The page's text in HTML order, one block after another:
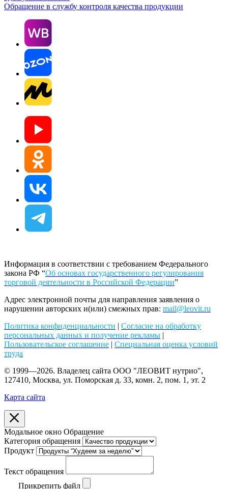
Обращение в службу контроля качества продукции
Информация в соответствии с требованием Федерального
закона РФ “Об основах государственного регулирования
торговой деятельности в Российской Федерации”
Адрес электронной почты для направления заявления о
нарушении авторских и(или) смежных прав: mail@leovit.ru
Политика конфиденциальности | Согласие на обработку
персональных данных и получение рекламы |
Пользовательское соглашение | Специальная оценка условий
труда
© 1999—2026. Владелец сайта ООО "ЛЕОВИТ нутрио",
127410, Москва, ул. Поморская д. 33, комн. 2, пом. 1, эт. 2
Карта сайта
Модальное окно Обращение
Категория обращения
Продукт
Текст обращения
Прикрепить файл